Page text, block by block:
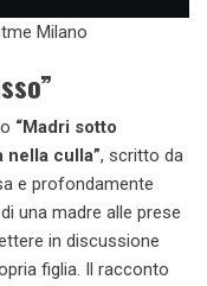
Milano
“Madri sotto
nella culla”, scritto da
e profondamente
una madre alle prese
in discussione
figlia. Il racconto